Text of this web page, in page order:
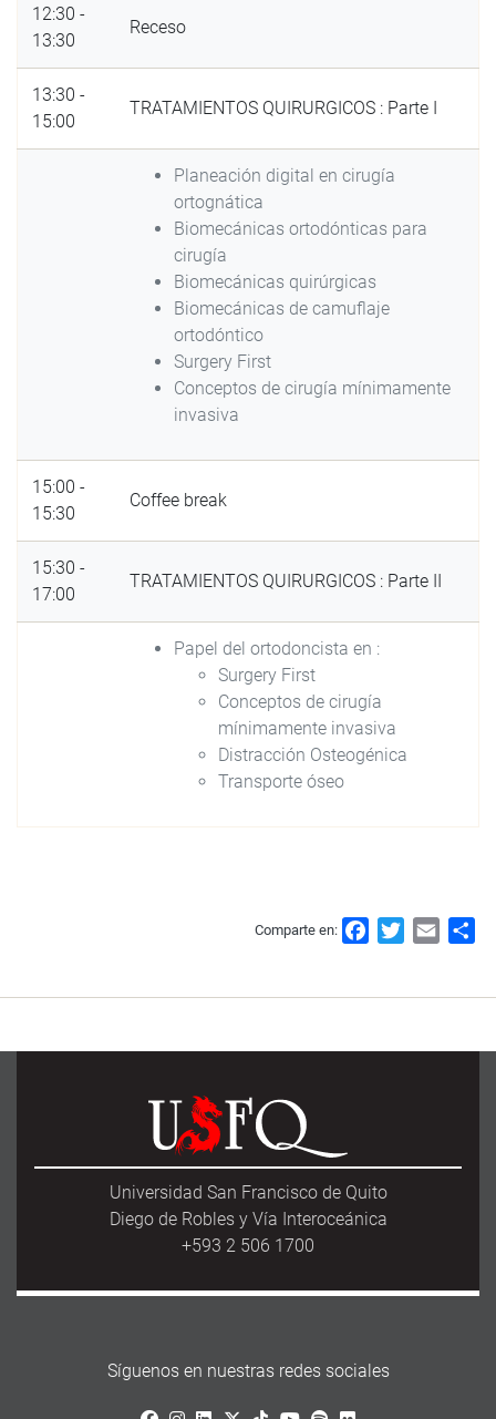
12:30 -
13:30
Receso
13:30 -
15:00
TRATAMIENTOS QUIRURGICOS : Parte I
Planeación digital en cirugía
ortognática
Biomecánicas ortodónticas para
cirugía
Biomecánicas quirúrgicas
Biomecánicas de camuflaje
ortodóntico
Surgery First
Conceptos de cirugía mínimamente
invasiva
15:00 -
15:30
Coffee break
15:30 -
17:00
TRATAMIENTOS QUIRURGICOS : Parte II
Papel del ortodoncista en :
Surgery First
Conceptos de cirugía
mínimamente invasiva
Distracción Osteogénica
Transporte óseo
Comparte en:
Universidad San Francisco de Quito
Diego de Robles y Vía Interoceánica
+593 2 506 1700
Síguenos en nuestras redes sociales